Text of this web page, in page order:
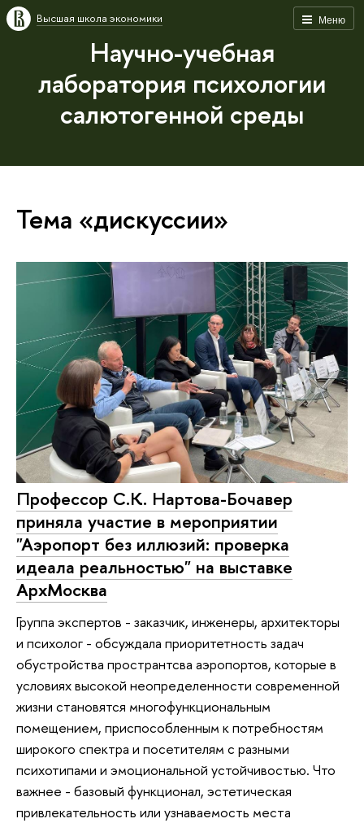
Меню
Высшая школа экономики
Научно-учебная
лаборатория психологии
салютогенной среды
Тема «дискуссии»
Профессор С.К. Нартова-Бочавер
приняла участие в мероприятии
"Аэропорт без иллюзий: проверка
идеала реальностью" на выставке
АрхМосква
Группа экспертов - заказчик, инженеры, архитекторы
и психолог - обсуждала приоритетность задач
обустройства пространтсва аэропортов, которые в
условиях высокой неопределенности современной
жизни становятся многофункциональным
помещением, приспособленным к потребностям
широкого спектра и посетителям с разными
психотипами и эмоциональной устойчивостью. Что
важнее - базовый функционал, эстетическая
привлекательность или узнаваемость места